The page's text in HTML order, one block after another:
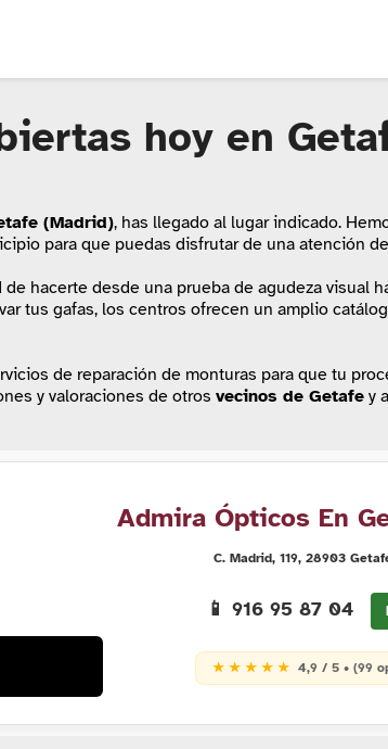
hoy en
(Madrid), has llegado al lugar indicado.
para que puedas disfrutar de una atención
hacerte desde una prueba de agudeza visual
tus gafas, los centros ofrecen un amplio
de reparación de monturas para que tu
y valoraciones de otros vecinos de Getafe y
Admira Ópticos En
C. Madrid, 119, 28903
📱 916 95 87 04
★ ★ ★ ★ ★ 4,9 / 5 • (99